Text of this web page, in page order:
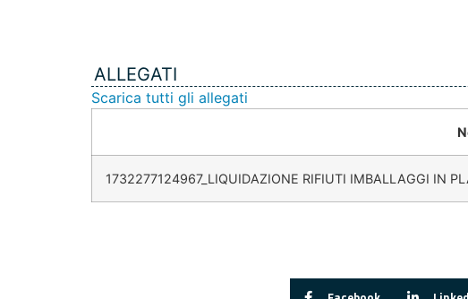
ALLEGATI
Scarica tutti gli allegati
1732277124967_LIQUIDAZIONE RIFIUTI IMBALLAGGI IN